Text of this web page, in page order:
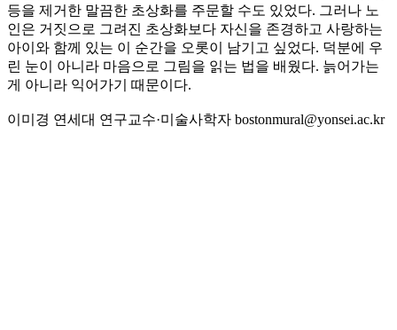
등을 제거한 말끔한 초상화를 주문할 수도 있었다. 그러나 노
인은 거짓으로 그려진 초상화보다 자신을 존경하고 사랑하는
아이와 함께 있는 이 순간을 오롯이 남기고 싶었다. 덕분에 우
린 눈이 아니라 마음으로 그림을 읽는 법을 배웠다. 늙어가는
게 아니라 익어가기 때문이다.
이미경 연세대 연구교수·미술사학자 bostonmural@yonsei.ac.kr